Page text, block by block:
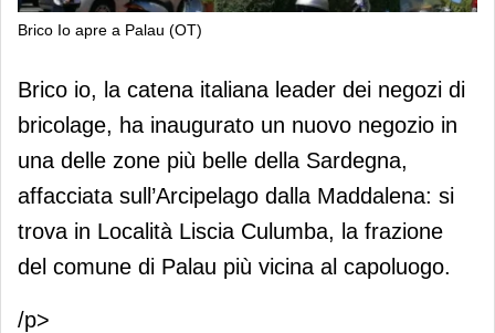
Brico Io apre a Palau (OT)
Brico Io apre a Palau (OT)
Brico io, la catena italiana leader dei negozi di
bricolage, ha inaugurato un nuovo negozio in
una delle zone più belle della Sardegna,
affacciata sull’Arcipelago dalla Maddalena: si
trova in Località Liscia Culumba, la frazione
del comune di Palau più vicina al capoluogo.
/p>